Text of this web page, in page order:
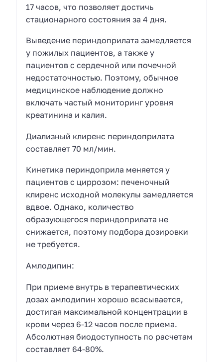
17 часов, что позволяет достичь
стационарного состояния за 4 дня.
Выведение периндоприлата замедляется
у пожилых пациентов, а также у
пациентов с сердечной или почечной
недостаточностью. Поэтому, обычное
медицинское наблюдение должно
включать частый мониторинг уровня
креатинина и калия.
Диализный клиренс периндоприлата
составляет 70 мл/мин.
Кинетика периндоприла меняется у
пациентов с циррозом: печеночный
клиренс исходной молекулы замедляется
вдвое. Однако, количество
образующегося периндоприлата не
снижается, поэтому подбора дозировки
не требуется.
Амлодипин:
При приеме внутрь в терапевтических
дозах амлодипин хорошо всасывается,
достигая максимальной концентрации в
крови через 6-12 часов после приема.
Абсолютная биодоступность по расчетам
составляет 64-80%.